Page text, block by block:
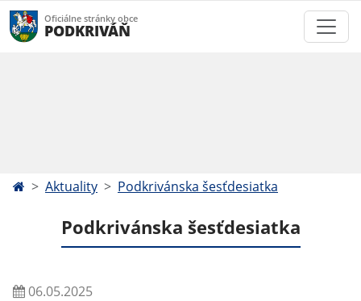
Oficiálne stránky obce
PODKRIVÁŇ
Aktuality Podkrivánska šesťdesiatka
Podkrivánska šesťdesiatka
06.05.2025